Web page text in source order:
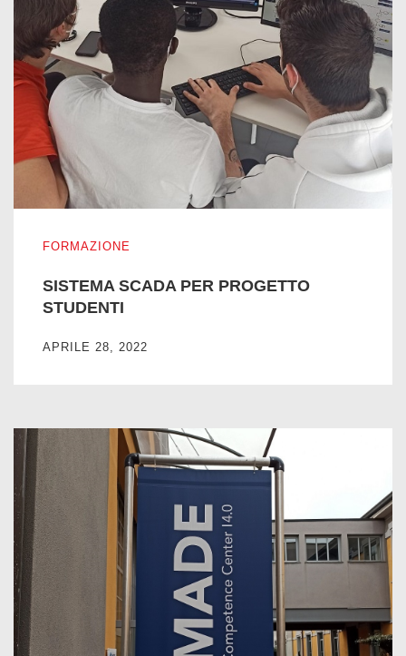
FORMAZIONE
SISTEMA SCADA PER PROGETTO
STUDENTI
APRILE 28, 2022